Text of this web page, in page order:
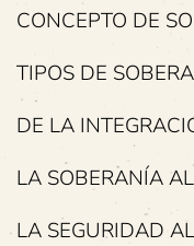
CONCEPTO DE
TIPOS DE
DE LA
LA SOBERANÍA
LA SEGURIDAD